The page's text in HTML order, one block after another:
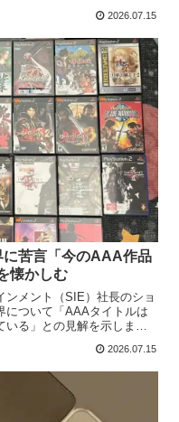
2026.07.15
苦言「今のAAA作品
懐かしむ
ンメント（SIE）社長のショ
について「AAAタイトルは
る」との見解を示しまし
2026.07.15